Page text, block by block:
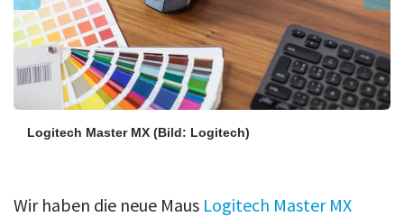
Logitech Master MX (Bild: Logitech)
Wir haben die neue Maus Logitech Master MX